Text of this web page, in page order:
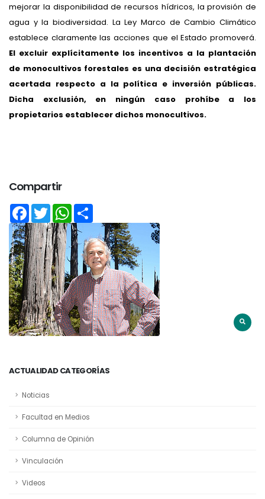
mejorar la disponibilidad de recursos hídricos, la provisión de
agua y la biodiversidad. La Ley Marco de Cambio Climático
establece claramente las acciones que el Estado promoverá.
El excluir explícitamente los incentivos a la plantación
de monocultivos forestales es una decisión estratégica
acertada respecto a la política e inversión públicas.
Dicha exclusión, en ningún caso prohíbe a los
propietarios establecer dichos monocultivos.
Compartir
Facebook
TwitterWhatsApp
ACTUALIDAD CATEGORÍAS
Noticias
Facultad en Medios
Columna de Opinión
Vinculación
Videos